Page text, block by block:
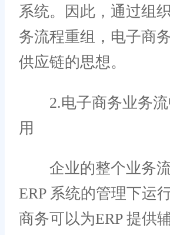
系统。因此，通过组
务流程重组，电子商
供应链的思想。
2.电子商务业务流
用
企业的整个业务流
ERP 系统的管理下运
商务可以为ERP 提供